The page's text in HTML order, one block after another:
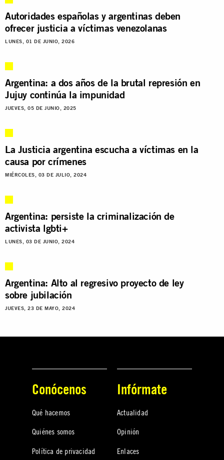
Autoridades españolas y argentinas deben
ofrecer justicia a víctimas venezolanas
LUNES, 01 DE JUNIO, 2026
Argentina: a dos años de la brutal represión en
Jujuy continúa la impunidad
JUEVES, 05 DE JUNIO, 2025
La Justicia argentina escucha a víctimas en la
causa por crímenes
MIÉRCOLES, 03 DE JULIO, 2024
Argentina: persiste la criminalización de
activista lgbti+
LUNES, 03 DE JUNIO, 2024
Argentina: Alto al regresivo proyecto de ley
sobre jubilación
JUEVES, 23 DE MAYO, 2024
Conócenos
Qué hacemos
Quiénes somos
Política de privacidad
Infórmate
Actualidad
Opinión
Enlaces